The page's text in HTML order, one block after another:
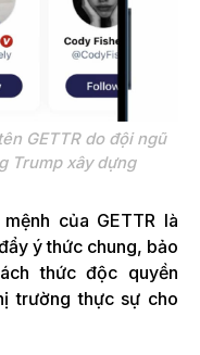
GETTR do đội ngũ
Trump xây dựng
của GETTR là
ý thức chung, bảo
thức độc quyền
trường thực sự cho